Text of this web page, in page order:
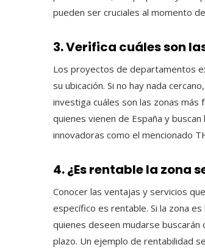
pueden ser cruciales al momento
3. Verifica cuáles son
Los proyectos de departamentos
su ubicación. Si no hay nada
investiga cuáles son las zonas más
quienes vienen de España y
innovadoras como el mencionado
4. ¿Es rentable la zona
Conocer las ventajas y servicios
específico es rentable. Si la zona
quienes deseen mudarse
plazo. Un ejemplo de rentabilidad